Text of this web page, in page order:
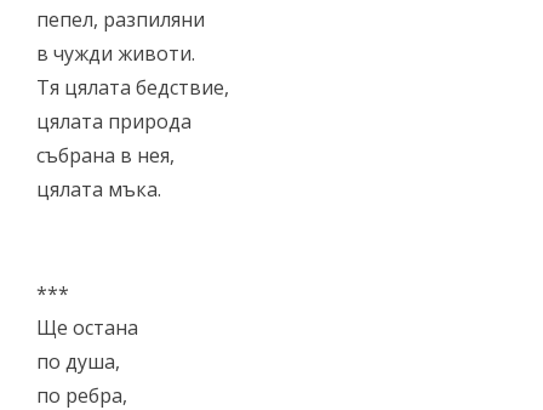
пепел, разпиляни
в чужди животи.
Тя цялата бедствие,
цялата природа
събрана в нея,
цялата мъка.
***
Ще остана
по душа,
по ребра,